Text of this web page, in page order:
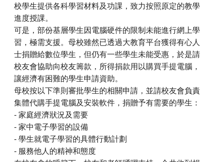
校學生提供各科學習材料及功課，致力按照原定的教學
進度授課。
可是，部份基層學生因電腦硬件的限制未能進行網上學
習，極需支援。母校雖然已透過大教育平台獲得有心人
士捐贈給數位學生，但仍有一些學生未能受惠，於是請
校友會協助向校友籌款，所得捐款用以購買手提電腦，
讓經濟有困難的學生申請資助。
母校按以下準則審批學生的相關申請，並請校友會負責
集體代購手提電腦及安裝軟件，捐贈予有需要的學生：
- 家庭經濟狀況及需要
- 家中電子學習的設備
- 學生就電子學習的具體行動計劃
- 服務他人的精神和態度